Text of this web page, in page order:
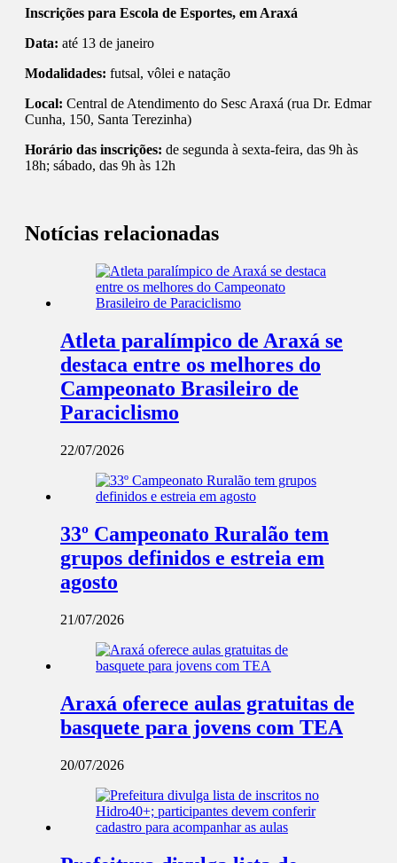
Inscrições para Escola de Esportes, em Araxá
Data: até 13 de janeiro
Modalidades: futsal, vôlei e natação
Local: Central de Atendimento do Sesc Araxá (rua Dr. Edmar
Cunha, 150, Santa Terezinha)
Horário das inscrições: de segunda à sexta-feira, das 9h às
18h; sábado, das 9h às 12h
Notícias relacionadas
Atleta paralímpico de Araxá se
destaca entre os melhores do
Campeonato Brasileiro de
Paraciclismo
22/07/2026
33º Campeonato Ruralão tem
grupos definidos e estreia em
agosto
21/07/2026
Araxá oferece aulas gratuitas de
basquete para jovens com TEA
20/07/2026